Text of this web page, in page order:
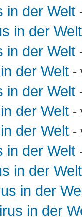
in der Welt
in der Welt
in der Welt
der Welt -
in der Welt
der Welt -
der Welt -
in der Welt
in der Welt
in der
in der